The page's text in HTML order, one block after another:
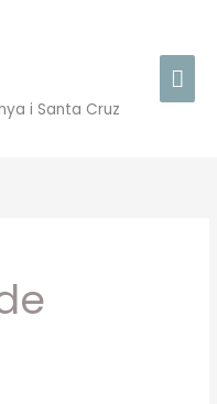
i Santa Cruz